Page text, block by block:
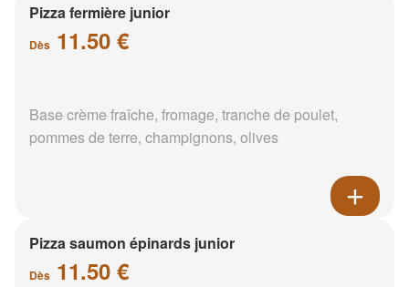
Pizza fermière junior
Dès 11.50 €
Base crème fraîche, fromage, tranche de poulet,
pommes de terre, champignons, olives
Pizza saumon épinards junior
Dès 11.50 €